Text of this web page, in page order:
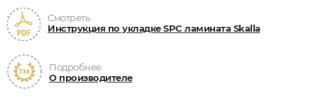
Смотреть
Инструкция по укладке SPC ламината Skalla
Подробнее
О производителе